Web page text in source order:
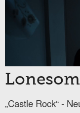
„Castle Rock“ -